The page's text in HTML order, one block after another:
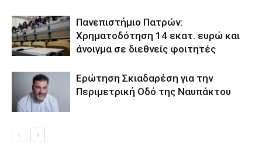
Πανεπιστήμιο Πατρών:
Χρηματοδότηση 14 εκατ. ευρώ και
άνοιγμα σε διεθνείς φοιτητές
Eρώτηση Σκιαδαρέση για την
Περιμετρική Οδό της Ναυπάκτου